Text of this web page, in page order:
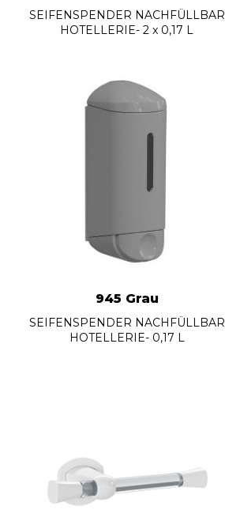
SEIFENSPENDER NACHFÜLLBAR
HOTELLERIE- 2 x 0,17 L
945 Grau
SEIFENSPENDER NACHFÜLLBAR
HOTELLERIE- 0,17 L